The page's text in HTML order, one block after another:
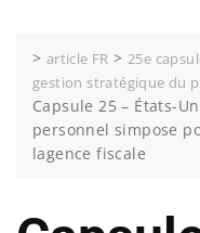
> article FR >25e
gestion stratégique du
Capsule 25 – États-
personnel simpose
lagence fiscale